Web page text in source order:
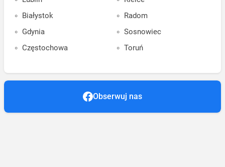
Białystok
Gdynia
Częstochowa
Radom
Sosnowiec
Toruń
Obserwuj nas